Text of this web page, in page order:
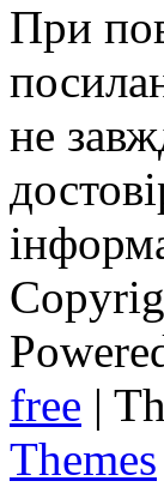
При
не
free |
Themes